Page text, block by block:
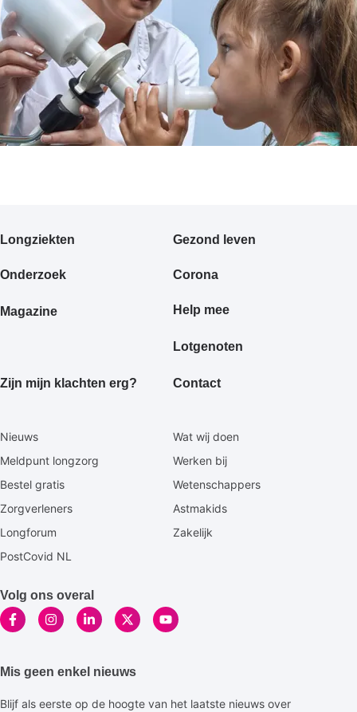
Primair
Longziekten Gezond leven
Onderzoek Corona
Magazine Help mee
Lotgenoten
Zijn mijn klachten erg? Contact
Secundaire
Nieuws
Wat wij doen
Meldpunt longzorg
Werken bij
Bestel gratis
Wetenschappers
Zorgverleners
Astmakids
Longforum
Zakelijk
PostCovid NL
Volg ons overal
Mis geen enkel nieuws
Blijf als eerste op de hoogte van het laatste nieuws over